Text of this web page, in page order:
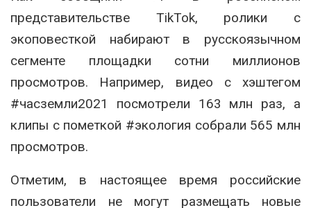
представительстве TikTok, ролики с
экоповесткой набирают в русскоязычном
сегменте площадки сотни миллионов
просмотров. Например, видео с хэштегом
#часземли2021 посмотрели 163 млн раз, а
клипы с пометкой #экология собрали 565 млн
просмотров.
Отметим, в настоящее время российские
пользователи не могут размещать новые